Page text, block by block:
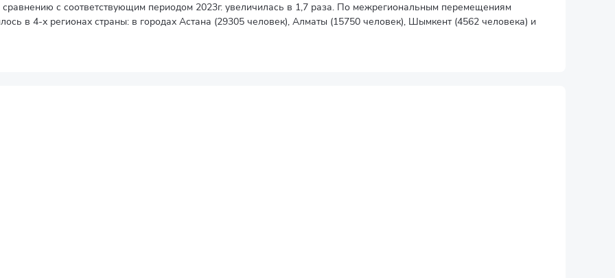
с соответствующим периодом 2023г. увеличилась в 1,7 раза. По межрегиональным перемещениям
в 4-х регионах страны: в городах Астана (29305 человек), Алматы (15750 человек), Шымкент (4562 человека) и